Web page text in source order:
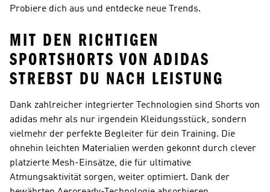
Probiere dich aus und entdecke neue Trends.
MIT DEN RICHTIGEN
SPORTSHORTS VON ADIDAS
STREBST DU NACH LEISTUNG
Dank zahlreicher integrierter Technologien sind Shorts von
adidas mehr als nur irgendein Kleidungsstück, sondern
vielmehr der perfekte Begleiter für dein Training. Die
ohnehin leichten Materialien werden gekonnt durch clever
platzierte Mesh-Einsätze, die für ultimative
Atmungsaktivität sorgen, weiter optimiert. Dank der